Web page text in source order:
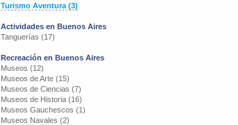
Turismo Aventura (3)
Actividades en Buenos Aires
Tanguerías (17)
Recreación en Buenos Aires
Museos (12)
Museos de Arte (15)
Museos de Ciencias (7)
Museos de Historia (16)
Museos Gauchescos (1)
Museos Navales (2)